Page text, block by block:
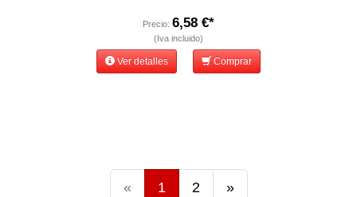
Precio: 6,58 €*
(Iva incluido)
Ver detalles Comprar
« 1 2 »